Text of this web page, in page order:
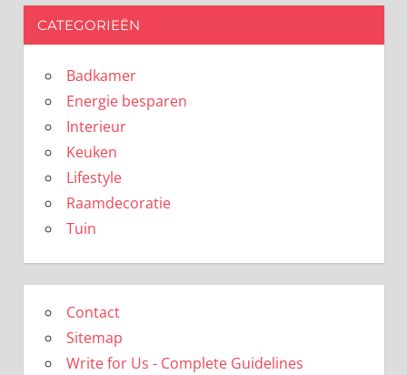
CATEGORIEËN
Badkamer
Energie besparen
Interieur
Keuken
Lifestyle
Raamdecoratie
Tuin
Contact
Sitemap
Write for Us - Complete Guidelines